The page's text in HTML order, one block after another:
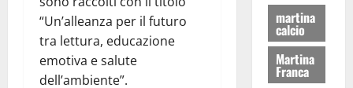
“Un’alleanza per il futuro
tra lettura, educazione
emotiva e salute
dell’ambiente”.
martina
calcio
Martina
Franca